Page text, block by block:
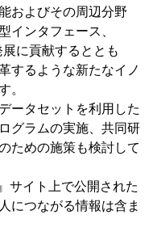
およびその周辺分野
インタフェース、
に貢献するととも
するような新たなイノ
。
ータセットを利用した
グラムの実施、共同研
ための施策も検討して
サイト上で公開された
につながる情報は含ま